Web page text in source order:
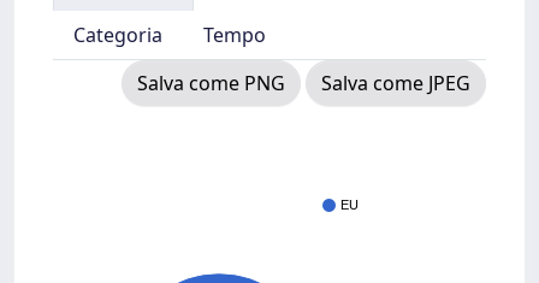
Categoria
Tempo
Salva come PNG
Salva come JPEG
EU